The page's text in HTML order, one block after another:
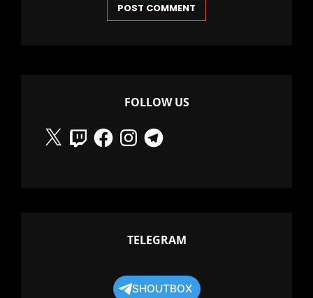
FOLLOW US
X
TwitchFacebookInstagramTelegram
TELEGRAM
SHOUTBOX